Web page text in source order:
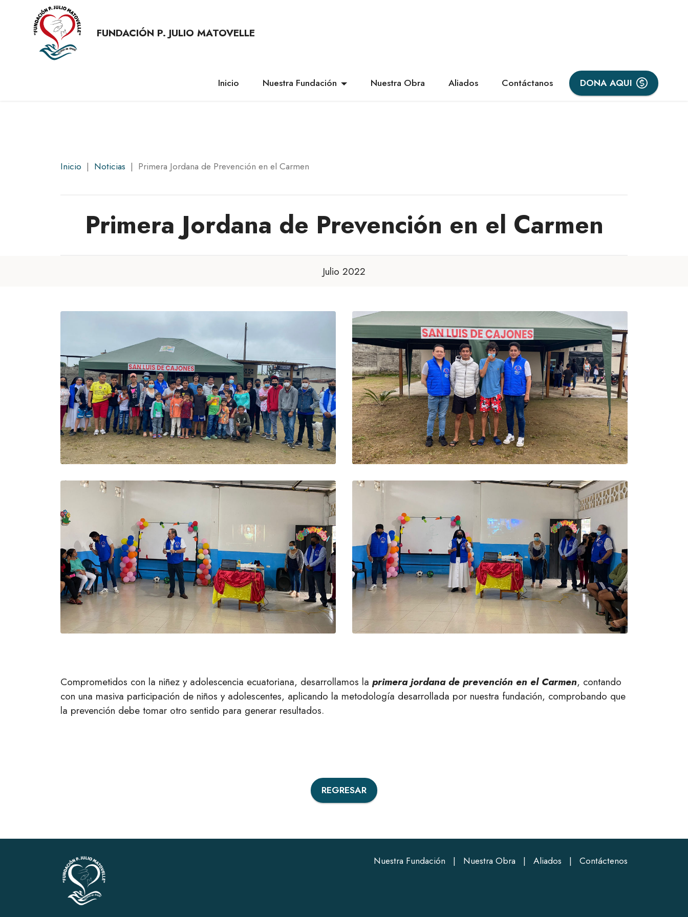
FUNDACIÓN P. JULIO MATOVELLE
Inicio Nuestra Fundación Nuestra Obra Aliados Contáctanos DONA AQUI
Inicio | Noticias | Primera Jordana de Prevención en el Carmen
Primera Jordana de Prevención en el Carmen
Julio 2022
Comprometidos con la niñez y adolescencia ecuatoriana, desarrollamos la primera jordana de prevención en el Carmen, contando
con una masiva participación de niños y adolescentes, aplicando la metodología desarrollada por nuestra fundación, comprobando que
la prevención debe tomar otro sentido para generar resultados.
REGRESAR
Nuestra Fundación| Nuestra Obra| Aliados | Contáctenos